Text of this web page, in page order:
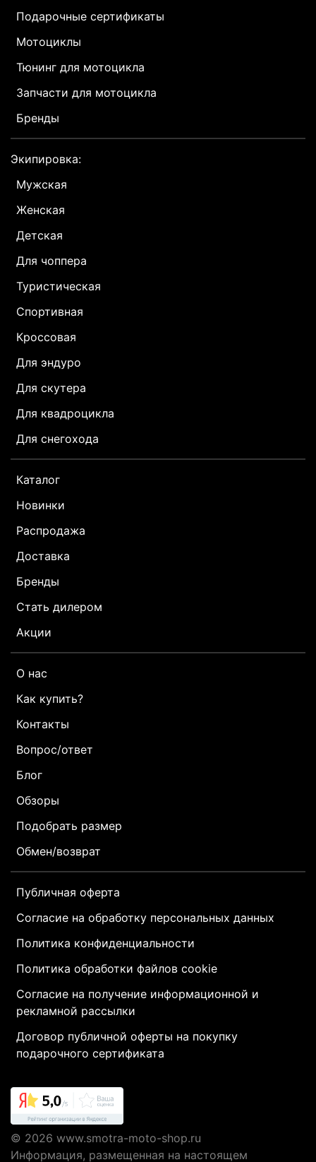
Подарочные сертификаты
Мотоциклы
Тюнинг для мотоцикла
Запчасти для мотоцикла
Бренды
Экипировка:
Мужская
Женская
Детская
Для чоппера
Туристическая
Спортивная
Кроссовая
Для эндуро
Для скутера
Для квадроцикла
Для снегохода
Каталог
Новинки
Распродажа
Доставка
Бренды
Стать дилером
Акции
О нас
Как купить?
Контакты
Вопрос/ответ
Блог
Обзоры
Подобрать размер
Обмен/возврат
Публичная оферта
Согласие на обработку персональных данных
Политика конфиденциальности
Политика обработки файлов cookie
Согласие на получение информационной и
рекламной рассылки
Договор публичной оферты на покупку
подарочного сертификата
© 2026 www.smotra-moto-shop.ru
Информация, размещенная на настоящем